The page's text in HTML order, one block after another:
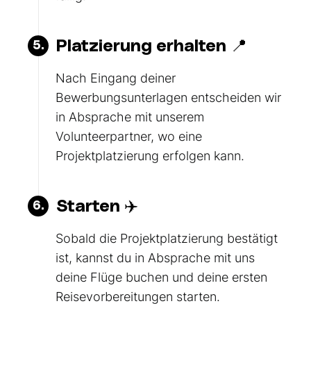
5. Platzierung erhalten 📍
Nach Eingang deiner
Bewerbungsunterlagen entscheiden wir
in Absprache mit unserem
Volunteerpartner, wo eine
Projektplatzierung erfolgen kann.
6. Starten ✈️
Sobald die Projektplatzierung bestätigt
ist, kannst du in Absprache mit uns
deine Flüge buchen und deine ersten
Reisevorbereitungen starten.